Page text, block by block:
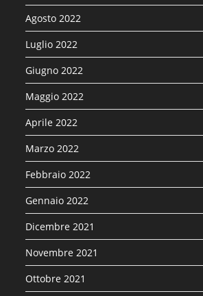
Agosto 2022
Luglio 2022
Giugno 2022
Maggio 2022
Aprile 2022
Marzo 2022
Febbraio 2022
Gennaio 2022
Dicembre 2021
Novembre 2021
Ottobre 2021